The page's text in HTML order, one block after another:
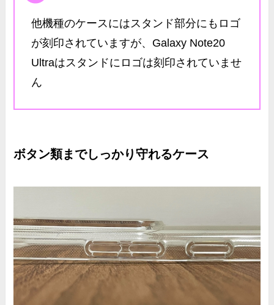
他機種のケースにはスタンド部分にもロゴ
が刻印されていますが、Galaxy Note20
Ultraはスタンドにロゴは刻印されていませ
ん
ボタン類までしっかり守れるケース